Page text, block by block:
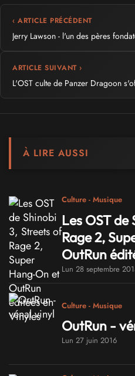
‹ ARTICLE PRÉCÉDENT
Jerry Lawson - l'un des pères
ARTICLE SUIVANT ›
L'OST culte de Panzer Dragoon
À LIRE AUSSI
Culture - Musique
Les OST
Rage 2,
OutRun
Lun 28 septembre
Culture - Musique
OutRun -
Lun 27 juin 2016